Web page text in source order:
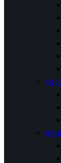
รอง
ยา